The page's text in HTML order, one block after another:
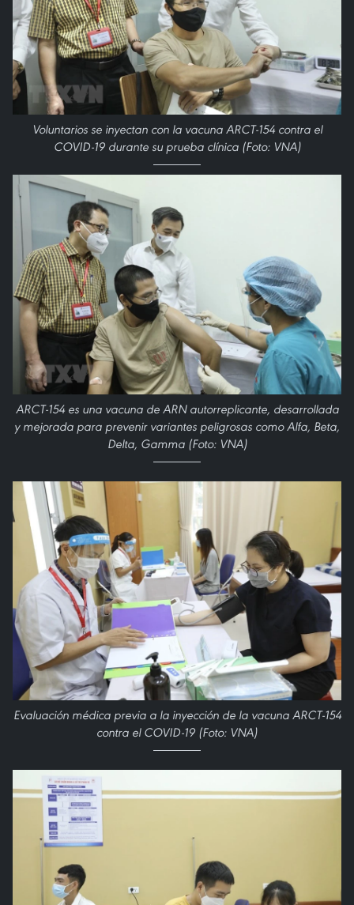
Voluntarios se inyectan con la vacuna ARCT-154 contra el
COVID-19 durante su prueba clínica (Foto: VNA)
ARCT-154 es una vacuna de ARN autorreplicante, desarrollada
y mejorada para prevenir variantes peligrosas como Alfa, Beta,
Delta, Gamma (Foto: VNA)
Evaluación médica previa a la inyección de la vacuna ARCT-154
contra el COVID-19 (Foto: VNA)